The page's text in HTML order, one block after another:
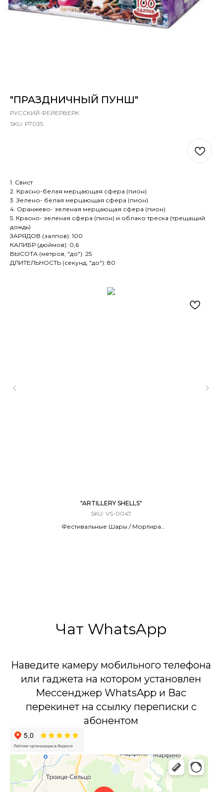
"ПРАЗДНИЧНЫЙ ПУНШ"
РУССКИЙ ФЕЙЕРВЕРК
SKU: Р7035
1. Свист
2. Красно-белая мерцающая сфера (пион)
3. Зелено- белая мерцающая сфера (пион)
4. Оранжево- зеленая мерцающая сфера (пион)
5. Красно- зеленая сфера (пион) и облако треска (трещащий
дождь)
ЗАРЯДОВ (залпов): 100
КАЛИБР (дюймов): 0,6
ВЫСОТА (метров, "до"): 25
ДЛИТЕЛЬНОСТЬ (секунд, "до"): 80
"ARTILLERY SHELLS"
SKU: VS-0047
Фестивальные Шары / Мортира
Чат WhatsApp
Наведите камеру мобильного телефона
или гаджета на котором установлен
Мессенджер WhatsApp и Вас
перекинет на ссылку переписки с
абонентом